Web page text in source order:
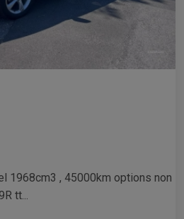
1968cm3 , 45000km options non
tt...